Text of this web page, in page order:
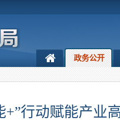
政务公开
行动赋能产业